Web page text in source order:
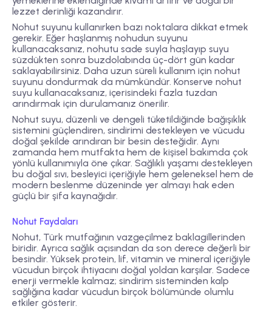
lezzet derinliği kazandırır.
Nohut suyunu kullanırken bazı noktalara dikkat etmek
gerekir. Eğer haşlanmış nohudun suyunu
kullanacaksanız, nohutu sade suyla haşlayıp suyu
süzdükten sonra buzdolabında üç-dört gün kadar
saklayabilirsiniz. Daha uzun süreli kullanım için nohut
suyunu dondurmak da mümkündür. Konserve nohut
suyu kullanacaksanız, içerisindeki fazla tuzdan
arındırmak için durulamanız önerilir.
Nohut suyu, düzenli ve dengeli tüketildiğinde bağışıklık
sistemini güçlendiren, sindirimi destekleyen ve vücudu
doğal şekilde arındıran bir besin desteğidir. Aynı
zamanda hem mutfakta hem de kişisel bakımda çok
yönlü kullanımıyla öne çıkar. Sağlıklı yaşamı destekleyen
bu doğal sıvı, besleyici içeriğiyle hem geleneksel hem de
modern beslenme düzeninde yer almayı hak eden
güçlü bir şifa kaynağıdır.
Nohut Faydaları
Nohut, Türk mutfağının vazgeçilmez baklagillerinden
biridir. Ayrıca sağlık açısından da son derece değerli bir
besindir. Yüksek protein, lif, vitamin ve mineral içeriğiyle
vücudun birçok ihtiyacını doğal yoldan karşılar. Sadece
enerji vermekle kalmaz; sindirim sisteminden kalp
sağlığına kadar vücudun birçok bölümünde olumlu
etkiler gösterir.